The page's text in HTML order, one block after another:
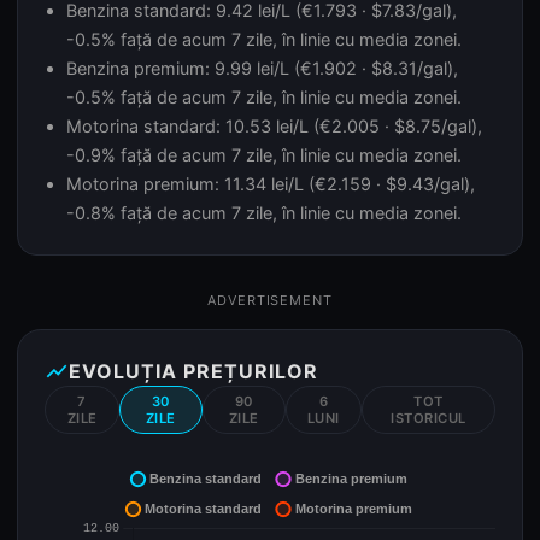
Benzina standard: 9.42 lei/L (€1.793 · $7.83/gal),
-0.5% față de acum 7 zile, în linie cu media zonei.
Benzina premium: 9.99 lei/L (€1.902 · $8.31/gal),
-0.5% față de acum 7 zile, în linie cu media zonei.
Motorina standard: 10.53 lei/L (€2.005 · $8.75/gal),
-0.9% față de acum 7 zile, în linie cu media zonei.
Motorina premium: 11.34 lei/L (€2.159 · $9.43/gal),
-0.8% față de acum 7 zile, în linie cu media zonei.
ADVERTISEMENT
show_chartEVOLUȚIA PREȚURILOR
7
ZILE
30
ZILE
90
ZILE
6
LUNI
TOT
ISTORICUL